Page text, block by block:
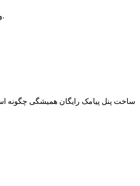
وبلاگ پارسه دو مجموعه‌ای از مقالات آموزش وردپرس، افزونه وردپرس، هاست و دامنه، سئو و بهینه سازی است که سعی دارد بهترین مقالات در این زمینه ارائه دهد.
ساخت پنل پیامک رایگان همیشگی چگونه